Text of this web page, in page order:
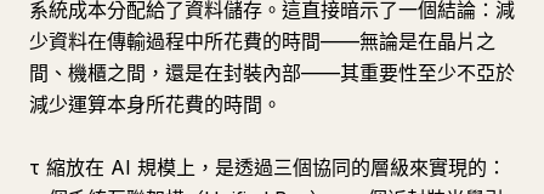
系統成本分配給了資料儲存。這直接暗示了一個結論：減
少資料在傳輸過程中所花費的時間——無論是在晶片之
間、機櫃之間，還是在封裝內部——其重要性至少不亞於
減少運算本身所花費的時間。
τ 縮放在 AI 規模上，是透過三個協同的層級來實現的：